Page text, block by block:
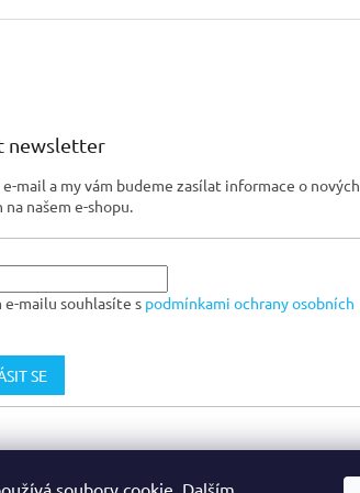
soubory cookie. Dalším
newsletter
mail a my vám budeme zasílat informace o nových
našem e-shopu.
mailu souhlasíte s podmínkami ochrany osobních
SE